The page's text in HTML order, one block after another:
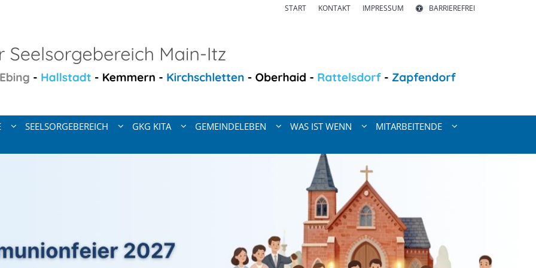
START KONTAKT IMPRESSUM BARRIEREFREI
SEELSORGEBEREICH GKG KITA GEMEINDELEBEN WAS IST WENN
MITARBEITENDE